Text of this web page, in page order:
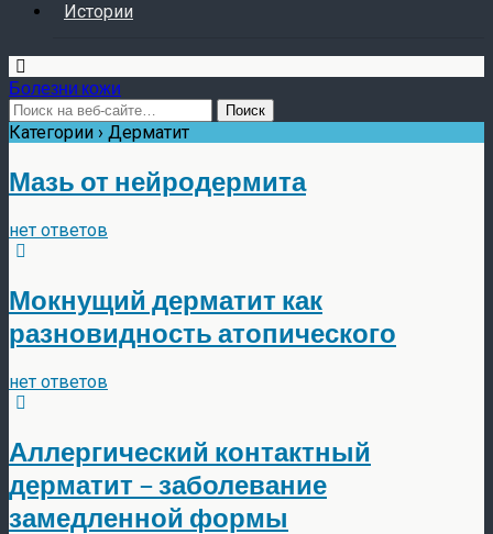
Истории
Болезни кожи
Категории › Дерматит
Мазь от нейродермита
нет ответов
Мокнущий дерматит как
разновидность атопического
нет ответов
Аллергический контактный
дерматит – заболевание
замедленной формы